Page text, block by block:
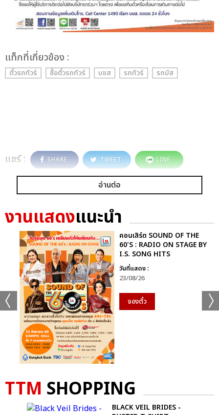
เเท็กที่เกี่ยวข้อง :
ตั๋วรถทัวร์ ซื้อตั๋วรถทัวร์ บขส รถทัวร์ รถบัส
แชร์ : SHARE TWEET LINE
อ่านต่อ
งานแสดงแนะนำ
คอนเสิร์ต SOUND OF THE
60'S : RADIO ON STAGE BY
I.S. SONG HITS
วันที่แสดง :
23/08/26
จองตั๋ว
TTM SHOPPING
BLACK VEIL BRIDES -